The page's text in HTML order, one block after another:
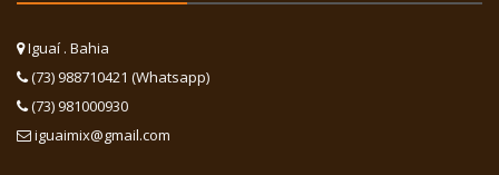
Iguaí . Bahia
(73) 988710421 (Whatsapp)
(73) 981000930
iguaimix@gmail.com